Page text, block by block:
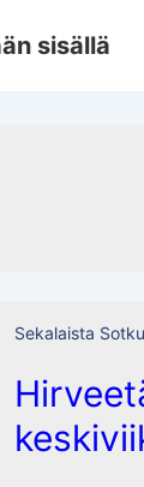
sisällä
Sekalaista